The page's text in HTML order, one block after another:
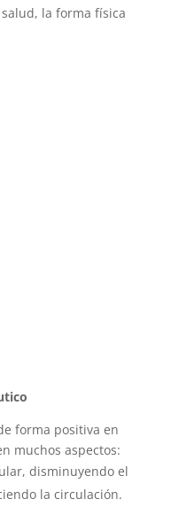
la forma física
forma positiva en
muchos aspectos:
disminuyendo el
la circulación.